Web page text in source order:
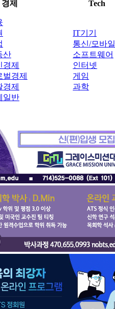
경제 Tech
산
경제
벌경제
경제
일반
IT기기
통신/모바일
소프트웨어
인터넷
게임
과학